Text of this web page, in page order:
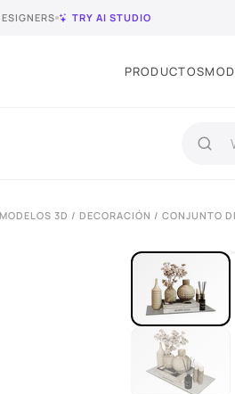
TRY AI STUDIO
PRODUCTOS
MODELOS 3D / DECORACIÓN / CONJUNTO